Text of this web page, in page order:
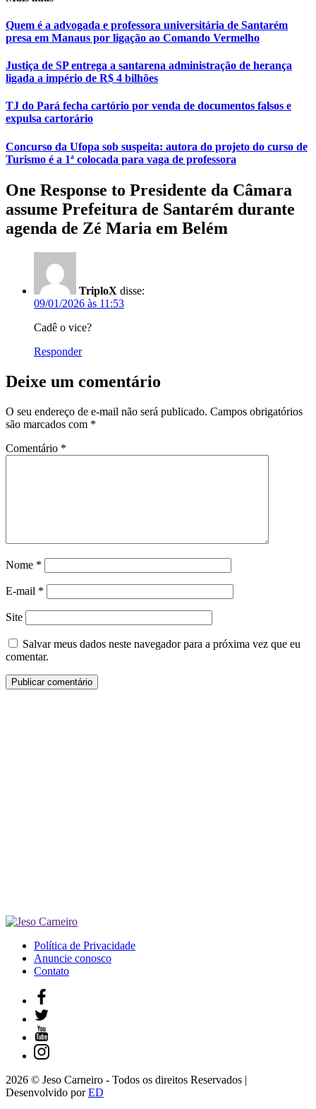
Quem é a advogada e professora universitária de Santarém
presa em Manaus por ligação ao Comando Vermelho
Justiça de SP entrega a santarena administração de herança
ligada a império de R$ 4 bilhões
TJ do Pará fecha cartório por venda de documentos falsos e
expulsa cartorário
Concurso da Ufopa sob suspeita: autora do projeto do curso de
Turismo é a 1ª colocada para vaga de professora
One Response to Presidente da Câmara
assume Prefeitura de Santarém durante
agenda de Zé Maria em Belém
TriploX disse:
09/01/2026 às 11:53
Cadê o vice?
Responder
Deixe um comentário
O seu endereço de e-mail não será publicado. Campos obrigatórios
são marcados com *
Comentário *
Nome *
E-mail *
Site
Salvar meus dados neste navegador para a próxima vez que eu
comentar.
Política de Privacidade
Anuncie conosco
Contato
2026 © Jeso Carneiro - Todos os direitos Reservados |
Desenvolvido porED